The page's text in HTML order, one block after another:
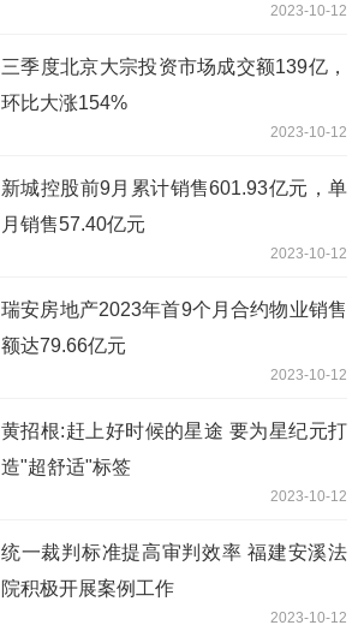
2023-10-12
三季度北京大宗投资市场成交额139亿，
环比大涨154%
2023-10-12
新城控股前9月累计销售601.93亿元，单
月销售57.40亿元
2023-10-12
瑞安房地产2023年首9个月合约物业销售
额达79.66亿元
2023-10-12
黄招根:赶上好时候的星途 要为星纪元打
造"超舒适"标签
2023-10-12
统一裁判标准提高审判效率 福建安溪法
院积极开展案例工作
2023-10-12